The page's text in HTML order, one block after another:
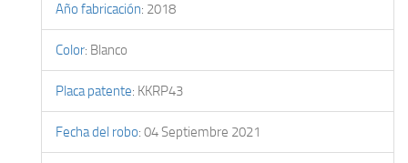
Año fabricación: 2018
Color: Blanco
Placa patente: KKRP43
Fecha del robo: 04 Septiembre 2021